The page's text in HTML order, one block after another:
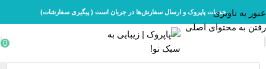
عبور به ناوبری
رفتن به محتوای اصلی
خدمات پاپروک و ارسال سفارش‌ها در جریان است ( پیگیری سفارشات)
0